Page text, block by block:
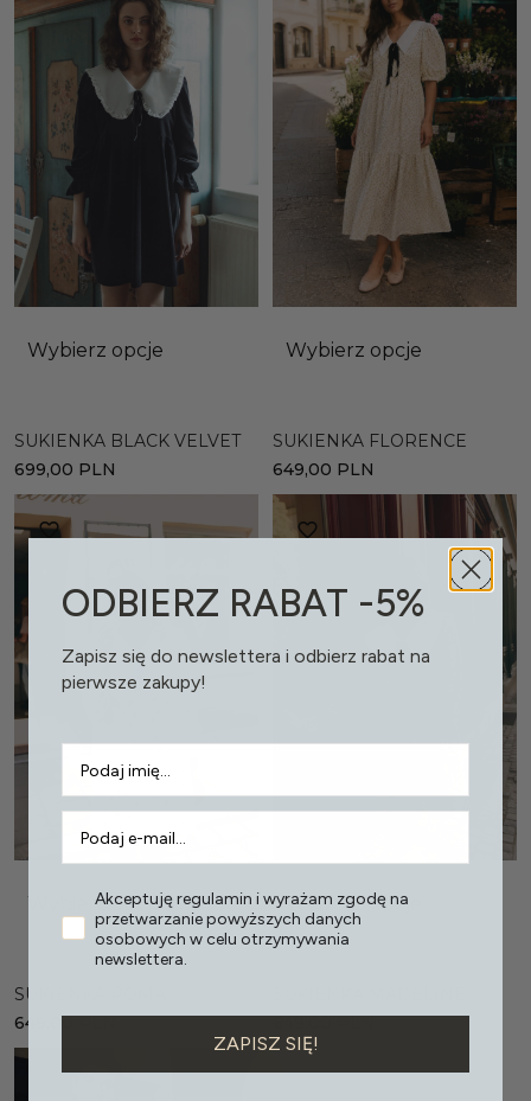
Wybierz opcje
SUKIENKA BLACK VELVET
699,00 PLN
Wybierz opcje
SUKIENKA FLORENCE
649,00 PLN
Wybierz opcje
SUKIENKA ROMA
649,00PLN
Wybierz opcje
649,00PLN
ODBIERZ RABAT -5%
Zapisz się do newslettera i odbierz rabat na
pierwsze zakupy!
Akceptuję regulamin i wyrażam zgodę na
przetwarzanie powyższych danych
osobowych w celu otrzymywania
newslettera.
ZAPISZ SIĘ!